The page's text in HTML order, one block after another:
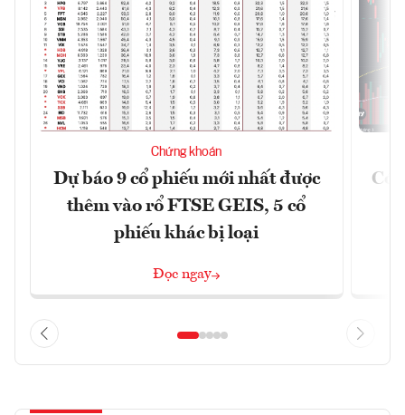
Chứng khoán
Dự báo 9 cổ phiếu mới nhất được
thêm vào rổ FTSE GEIS, 5 cổ
phiếu khác bị loại
Đọc ngay
Có